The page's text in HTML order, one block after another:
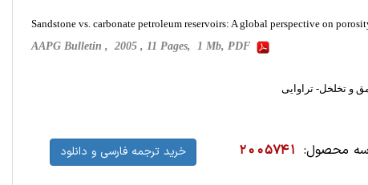
Sandstone vs. carbonate petroleum reservoirs: A global perspective on
AAPG Bulletin , 2005 , 11 Pages, 1 Mb, PDF
و تخلخل- تراوایی
محصول: 2005741 خرید ترجمه فارسی و دانلود